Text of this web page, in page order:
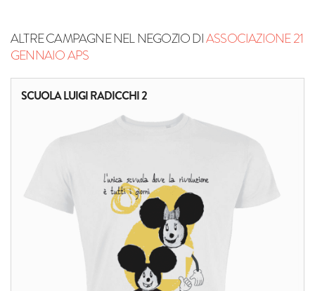
ALTRE CAMPAGNE NEL NEGOZIO DIASSOCIAZIONE 21
GENNAIO APS
SCUOLA LUIGI RADICCHI 2